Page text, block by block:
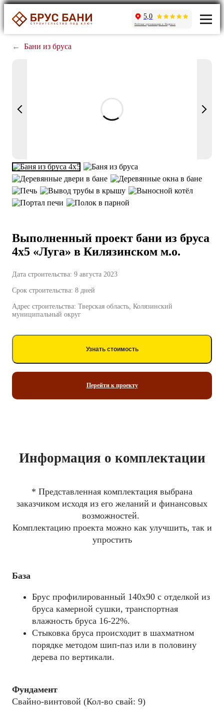
5,0
Рейтинг организации в Яндексе
← Бани из бруса
Выполненный проект бани из бруса
4х5 «Луга» в Килязинском м.о.
Дата строительства: 9 августа 2023
Срок строительства: 8 дней
Адрес строительства: Тверская область, Колязинский
муниципальный округ
Узнать стоимость
Перейти к проекту
Информация о комплектации
* Представленная комплектация выбрана
заказчиком исходя из его желаний и финансовых
возможностей.
Комплектацию проекта можно как улучшить, так и
упростить
База
Брус профилированный 140x90 с отделкой из
бруса камерной сушки, транспортная
влажность бруса 16-22%.
Стыковка бруса происходит в шахматном
порядке методом шип-паз или в половину
дерева по вертикали.
Фундамент
Свайно-винтовой (Кол-во свай: 9)